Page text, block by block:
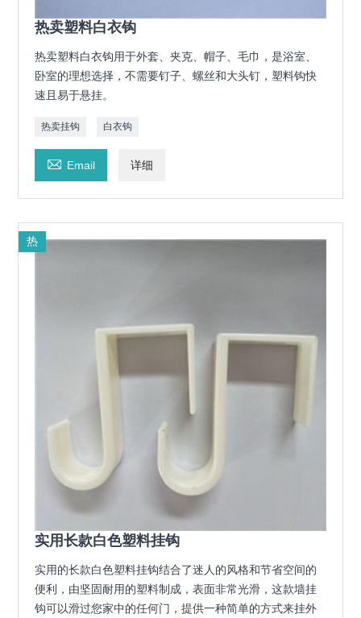
热卖塑料白衣钩
热卖塑料白衣钩用于外套、夹克、帽子、毛巾，是浴室、
卧室的理想选择，不需要钉子、螺丝和大头钉，塑料钩快
速且易于悬挂。
热卖挂钩 白衣钩
 Email 详细
热
实用长款白色塑料挂钩
实用的长款白色塑料挂钩结合了迷人的风格和节省空间的
便利，由坚固耐用的塑料制成，表面非常光滑，这款墙挂
钩可以滑过您家中的任何门，提供一种简单的方式来挂外